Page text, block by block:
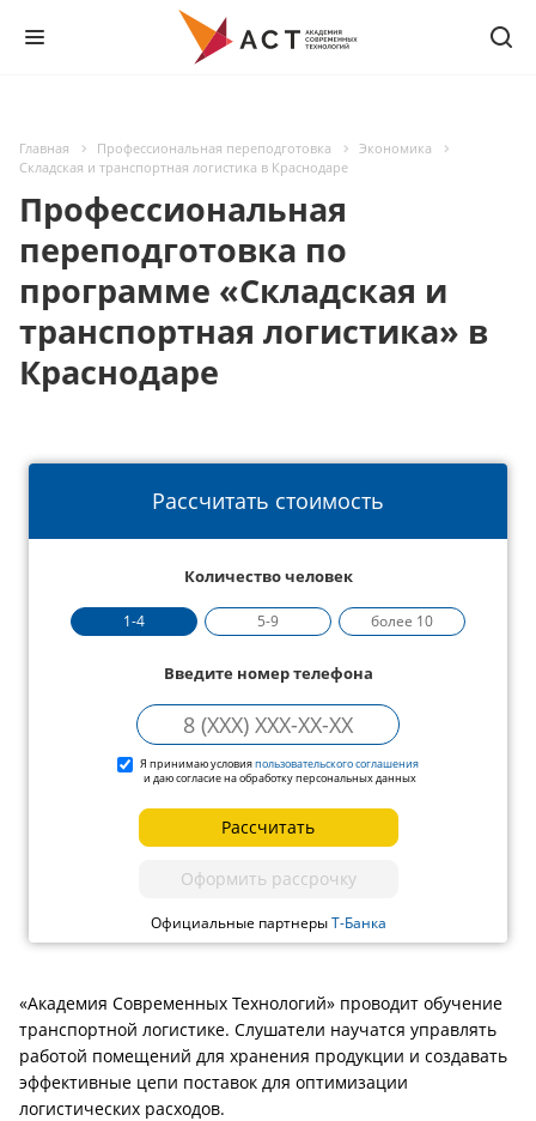
Главная Профессиональная переподготовка
Экономика
Складская и транспортная логистика в Краснодаре
Профессиональная
переподготовка по
программе «Складская и
транспортная логистика» в
Краснодаре
Рассчитать стоимость
Количество человек
1-4 5-9 более 10
Введите номер телефона
Я принимаю условияпользовательского соглашения
и даю согласие на обработку персональных данных
Рассчитать
Оформить рассрочку
Официальные партнерыТ-Банка
«Академия Современных Технологий» проводит обучение
транспортной логистике. Слушатели научатся управлять
работой помещений для хранения продукции и создавать
эффективные цепи поставок для оптимизации
логистических расходов.